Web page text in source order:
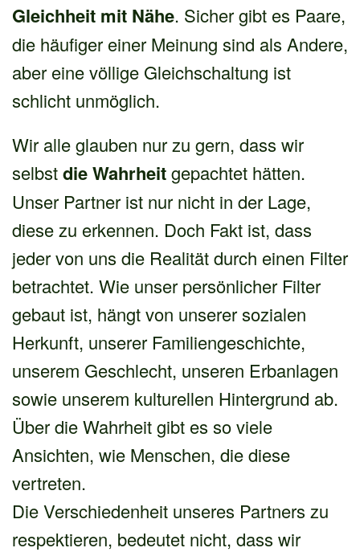
Gleichheit mit Nähe. Sicher gibt es Paare,
die häufiger einer Meinung sind als Andere,
aber eine völlige Gleichschaltung ist
schlicht unmöglich.
Wir alle glauben nur zu gern, dass wir
selbstdie Wahrheitgepachtet hätten.
Unser Partner ist nur nicht in der Lage,
diese zu erkennen. Doch Fakt ist, dass
jeder von uns die Realität durch einen Filter
betrachtet. Wie unser persönlicher Filter
gebaut ist, hängt von unserer sozialen
Herkunft, unserer Familiengeschichte,
unserem Geschlecht, unseren Erbanlagen
sowie unserem kulturellen Hintergrund ab.
Über die Wahrheit gibt es so viele
Ansichten, wie Menschen, die diese
vertreten.
Die Verschiedenheit unseres Partners zu
respektieren, bedeutet nicht, dass wir